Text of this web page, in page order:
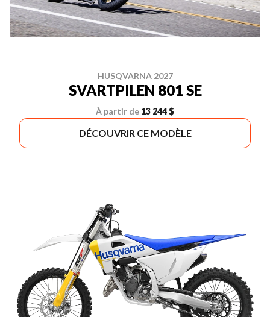
HUSQVARNA 2027
SVARTPILEN 801 SE
À partir de 13 244 $
DÉCOUVRIR CE MODÈLE